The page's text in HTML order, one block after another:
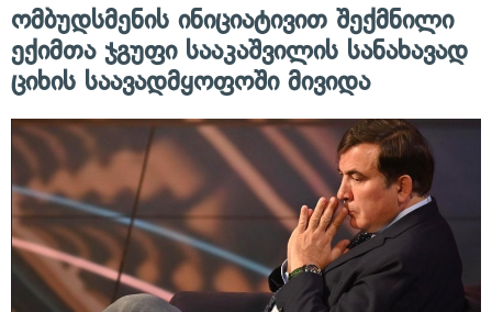
ომბუდსმენის ინიციატივით შექმნილი
ექიმთა ჯგუფი სააკაშვილის სანახავად
ციხის საავადმყოფოში მივიდა